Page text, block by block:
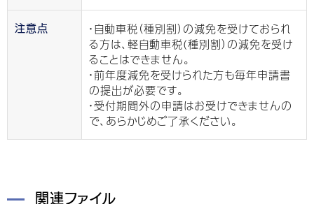
注意点
・自動車税（種別割）の減免を受けておられ
る方は、軽自動車税(種別割）の減免を受け
ることはできません。
・前年度減免を受けられた方も毎年申請書
の提出が必要です。
・受付期間外の申請はお受けできませんの
で、あらかじめご了承ください。
関連ファイル